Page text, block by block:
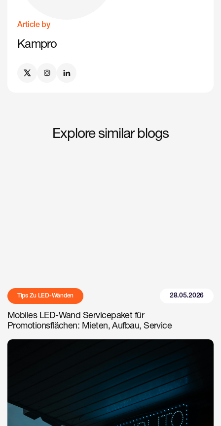
Article by
Kampro
Explore similar blogs
Tips Zu LED-Wänden 28.05.2026
Mobiles LED-Wand Servicepaket für
Promotionsflächen: Mieten, Aufbau, Service